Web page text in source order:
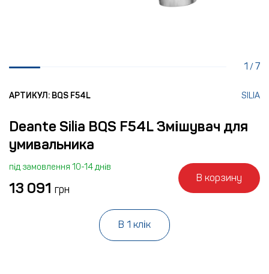
1 /7
АРТИКУЛ: BQS F54L SILIA
Deante Silia BQS F54L Змішувач для
умивальника
під замовлення 10-14 днів
13 091 грн
В корзину
В 1 клік